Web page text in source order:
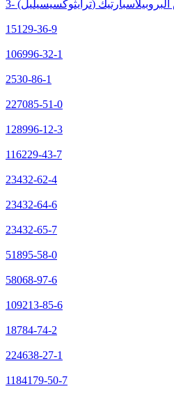
حمض البروبيلاسبارتيك
15129-36-9
106996-32-1
2530-86-1
227085-51-0
128996-12-3
116229-43-7
23432-62-4
23432-64-6
23432-65-7
51895-58-0
58068-97-6
109213-85-6
18784-74-2
224638-27-1
1184179-50-7